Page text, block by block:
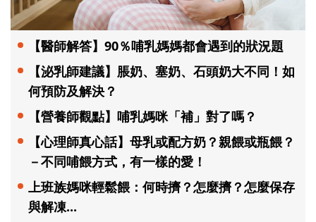
【醫師解答】90％哺乳媽媽都會遇到的狀況題
【泌乳師建議】脹奶、塞奶、石頭奶大不同！如
何預防及解決？
【營養師觀點】哺乳媽咪「補」對了嗎？
【心理師真心話】母乳或配方奶？親餵或瓶餵？
－不同哺餵方式，有一樣的愛！
上班族媽咪輕鬆餵：何時擠？怎麼擠？怎麼保存
與解凍...